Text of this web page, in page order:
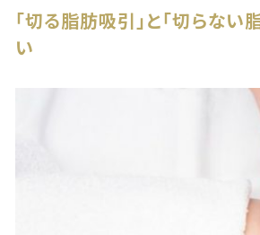
「切る脂肪吸引」と「切らない
い